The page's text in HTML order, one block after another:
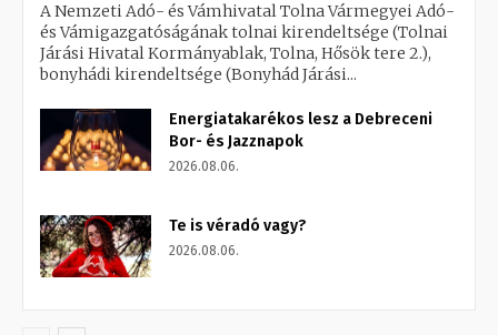
A Nemzeti Adó- és Vámhivatal Tolna Vármegyei Adó-
és Vámigazgatóságának tolnai kirendeltsége (Tolnai
Járási Hivatal Kormányablak, Tolna, Hősök tere 2.),
bonyhádi kirendeltsége (Bonyhád Járási...
Energiatakarékos lesz a Debreceni
Bor- és Jazznapok
2026.08.06.
Te is véradó vagy?
2026.08.06.